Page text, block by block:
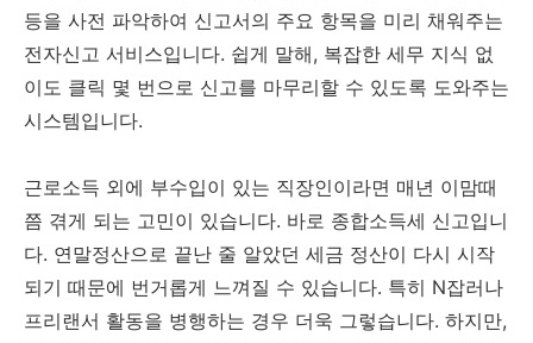
등을 사전 파악하여 신고서의 주요 항목을 미리 채워주는
전자신고 서비스입니다. 쉽게 말해, 복잡한 세무 지식 없
이도 클릭 몇 번으로 신고를 마무리할 수 있도록 도와주는
시스템입니다.
근로소득 외에 부수입이 있는 직장인이라면 매년 이맘때
쯤 겪게 되는 고민이 있습니다. 바로 종합소득세 신고입니
다. 연말정산으로 끝난 줄 알았던 세금 정산이 다시 시작
되기 때문에 번거롭게 느껴질 수 있습니다. 특히 N잡러나
프리랜서 활동을 병행하는 경우 더욱 그렇습니다. 하지만,